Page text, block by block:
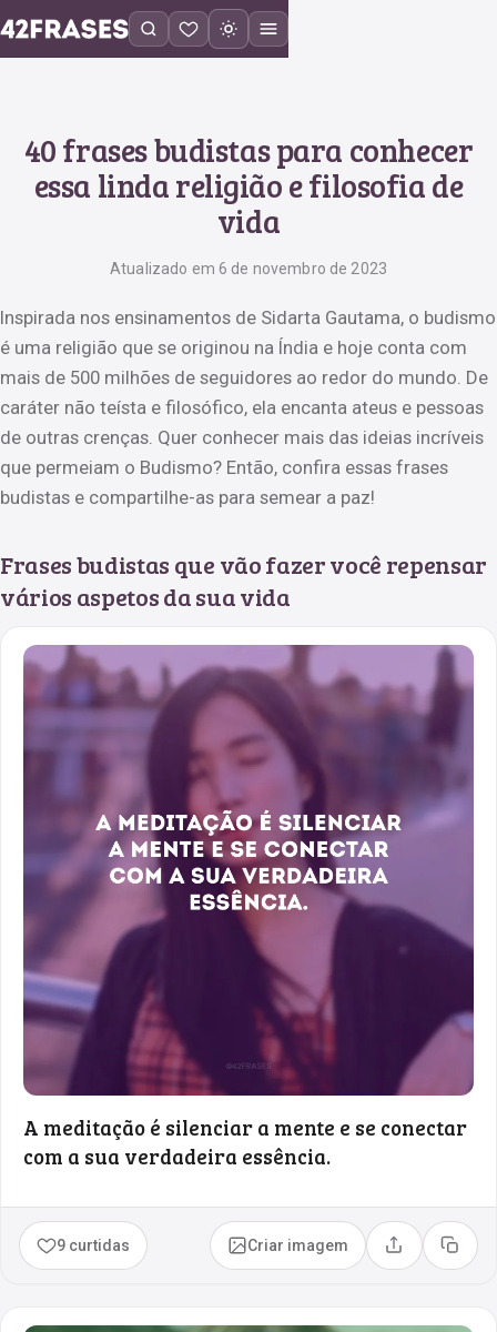
40 frases budistas para conhecer
essa linda religião e filosofia de
vida
Atualizado em 6 de novembro de 2023
Inspirada nos ensinamentos de Sidarta Gautama, o budismo
é uma religião que se originou na Índia e hoje conta com
mais de 500 milhões de seguidores ao redor do mundo. De
caráter não teísta e filosófico, ela encanta ateus e pessoas
de outras crenças. Quer conhecer mais das ideias incríveis
que permeiam o Budismo? Então, confira essas frases
budistas e compartilhe-as para semear a paz!
Frases budistas que vão fazer você repensar
vários aspetos da sua vida
A meditação é silenciar a mente e se conectar
com a sua verdadeira essência.
9 curtidas Criar imagem Compartilhar
Copiar